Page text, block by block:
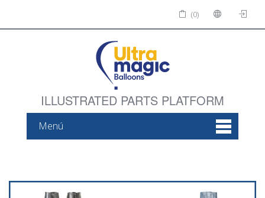
(0)
ILLUSTRATED PARTS PLATFORM
Menú